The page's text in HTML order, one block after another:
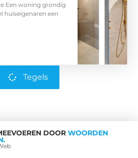
Een woning grondig
huiseigenaren een
Tegels
DOOR WOORDEN